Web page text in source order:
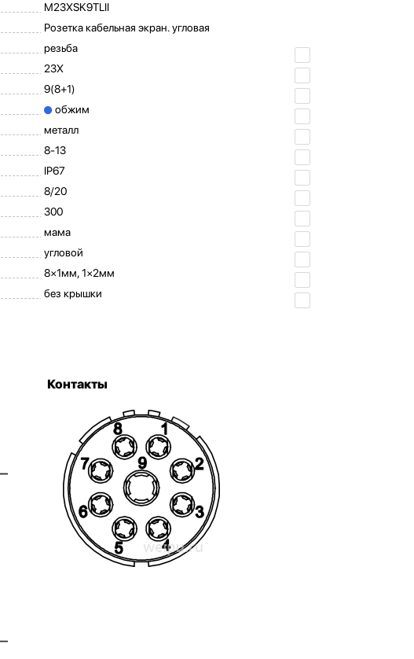
M23XSK9TLII
Розетка кабельная экран. угловая
резьба
23X
9(8+1)
обжим
металл
8-13
IP67
8/20
300
мама
угловой
8×1мм, 1×2мм
без крышки
Контакты